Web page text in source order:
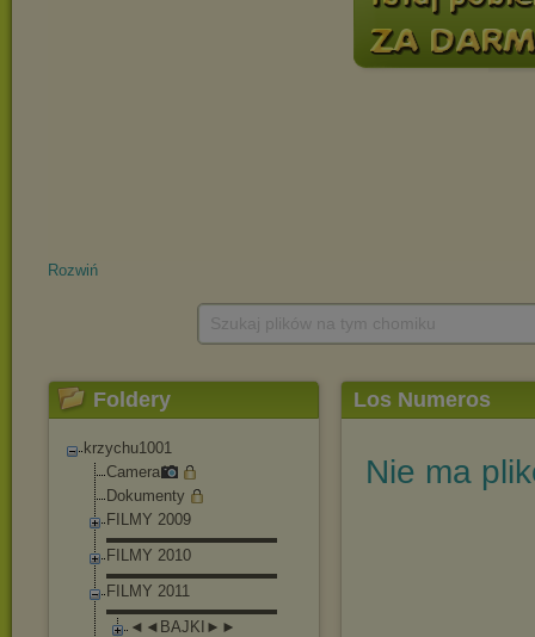
Rozwiń
Foldery
krzychu1001
Camera
Dokumenty
FILMY 2009
▬▬▬▬▬▬▬▬▬▬▬
FILMY 2010
▬▬▬▬▬▬▬▬▬▬▬
FILMY 2011
▬▬▬▬▬▬▬▬▬▬▬
◄◄BAJKI►►
Los Numeros
Nie ma